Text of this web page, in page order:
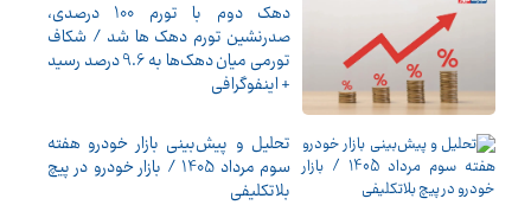
دهک دوم با تورم 100 درصدی،
صدرنشین تورم دهک ها شد / شکاف
تورمی میان دهک‌ها به 9.6 درصد رسید
+ اینفوگرافی
تحلیل و پیش‌بینی بازار خودرو هفته
سوم مرداد 1405 / بازار خودرو در پیچ
بلاتکلیفی